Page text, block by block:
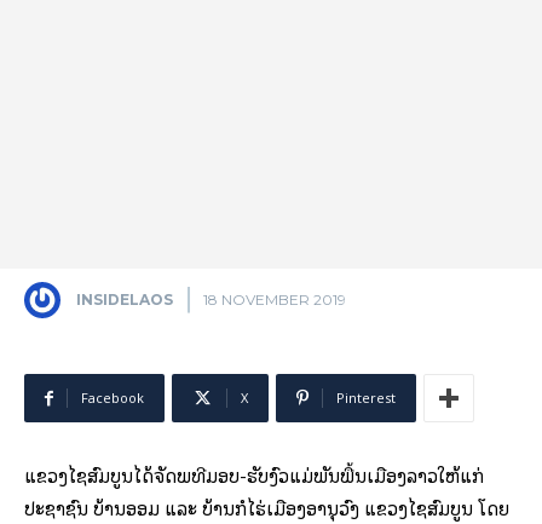
INSIDELAOS 18 NOVEMBER 2019
Facebook X Pinterest
ແຂວງໄຊສົມບູນໄດ້ຈັດພິທີມອບ-ຮັບງົວແມ່ພັນພື້ນເມືອງລາວໃຫ້ແກ່
ປະຊາຊົນ ບ້ານອອມ ແລະ ບ້ານກໍໄຮ່ເມືອງອານຸວົງ ແຂວງໄຊສົມບູນ ໂດຍ